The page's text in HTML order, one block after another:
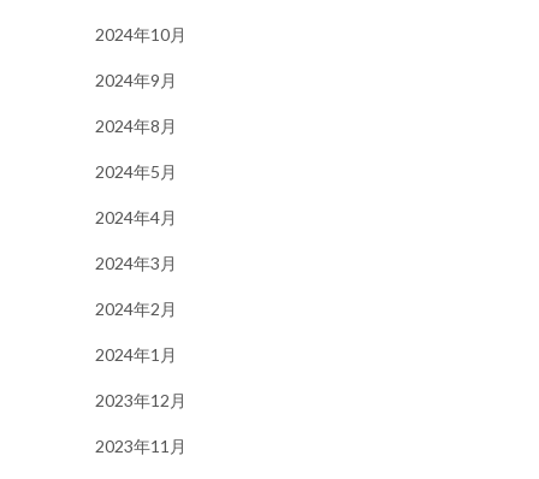
2024年10月
2024年9月
2024年8月
2024年5月
2024年4月
2024年3月
2024年2月
2024年1月
2023年12月
2023年11月